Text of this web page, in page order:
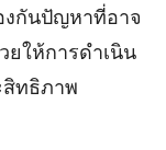
งกันปัญหาที่อาจ
ให้การดำเนิน
สิทธิภาพ